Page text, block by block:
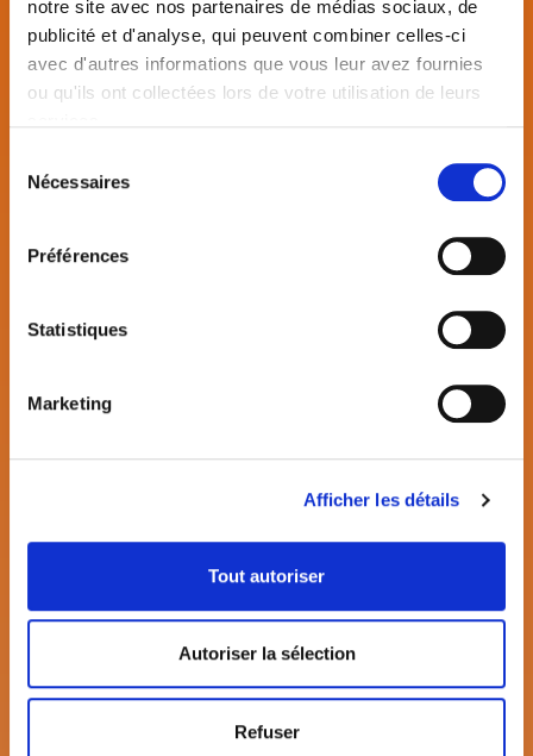
notre site avec nos partenaires de médias sociaux, de
publicité et d'analyse, qui peuvent combiner celles-ci
avec d'autres informations que vous leur avez fournies
ou qu'ils ont collectées lors de votre utilisation de leurs
Nécessaires
Préférences
Statistiques
Marketing
Afficher les détails
Tout autoriser
Autoriser la sélection
Refuser
La passion pour notre métier nous porte chaque
jour. Nos formatrices sont naturopathes,
cabinet privé.
Nos cours sont mis à jour régulièrement. La
valeur importante à l’Académie du Bien-Être.
En savoir plus
Responsable AcBE -
MTC - Réflexologue et
Réflexologue - Formatrice -